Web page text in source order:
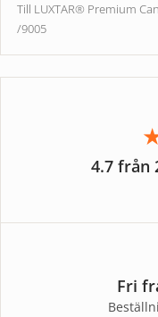
Till LUXTAR® Premium
/9005
4.7 från
Fri